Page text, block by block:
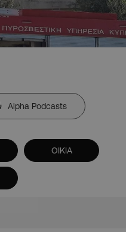
Alpha Podcasts
ΟΙΚΙΑ